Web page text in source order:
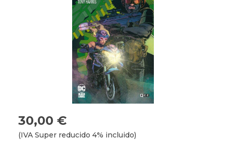
30,00 €
(IVA Super reducido 4% incluido)